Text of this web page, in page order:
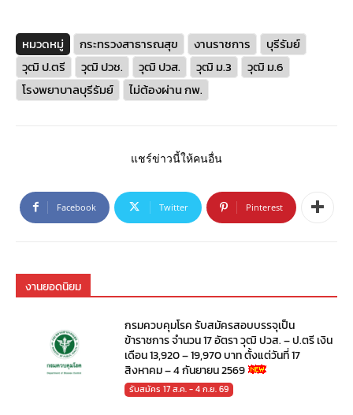
หมวดหมู่ กระทรวงสาธารณสุข งานราชการ
บุรีรัมย์
วุฒิ ป.ตรี
วุฒิ ปวช. วุฒิ ปวส. วุฒิ ม.3
วุฒิ ม.6
โรงพยาบาลบุรีรัมย์
ไม่ต้องผ่าน กพ.
แชร์ข่าวนี้ให้คนอื่น
Facebook Twitter Pinterest
งานยอดนิยม
กรมควบคุมโรค รับสมัครสอบบรรจุเป็น
ข้าราชการ จำนวน 17 อัตรา วุฒิ ปวส. – ป.ตรี เงิน
เดือน 13,920 – 19,970 บาท ตั้งแต่วันที่ 17
สิงหาคม – 4 กันยายน 2569
รับสมัคร 17 ส.ค. - 4 ก.ย. 69